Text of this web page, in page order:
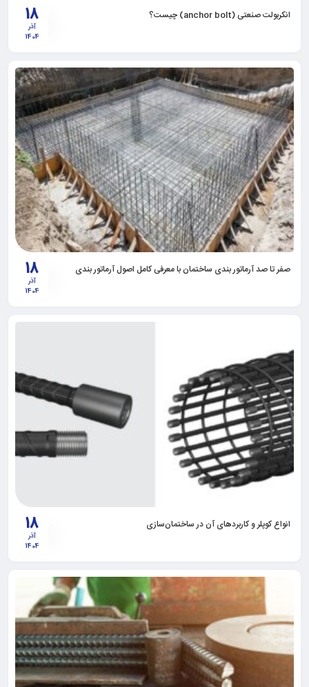
18
آذر
1404
انکربولت صنعتی (anchor bolt) چیست؟
18
آذر
1404
صفر تا صد آرماتور بندی ساختمان با معرفی کامل اصول آرماتور بندی
18
آذر
1404
انواع کوپلر و کاربرد‌های آن در ساختمان‌سازی